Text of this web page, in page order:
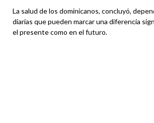
La salud de los dominicanos, concluyó,
diarias que pueden marcar una diferencia
el presente como en el futuro.